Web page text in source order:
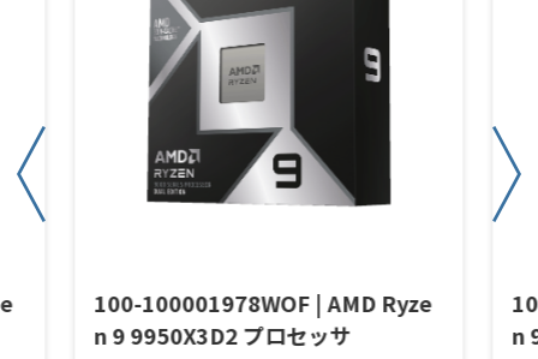
100-100001978WOF | AMD Ryze
n 9 9950X3D2 プロセッサ
n